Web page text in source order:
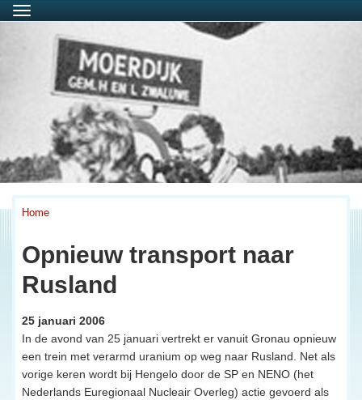
Menu
Home
Opnieuw transport naar
Rusland
25 januari 2006
In de avond van 25 januari vertrekt er vanuit Gronau opnieuw
een trein met verarmd uranium op weg naar Rusland. Net als
vorige keren wordt bij Hengelo door de SP en NENO (het
Nederlands Euregionaal Nucleair Overleg) actie gevoerd als